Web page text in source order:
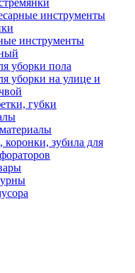
инструменты
инструменты
уборки пола
уборки на улице и
губки
коронки, зубила для